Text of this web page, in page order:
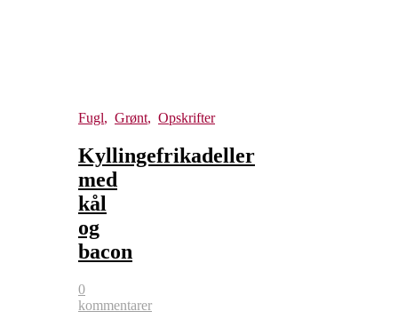
Fugl, Grønt, Opskrifter
Kyllingefrikadeller
med
kål
og
bacon
0
kommentarer